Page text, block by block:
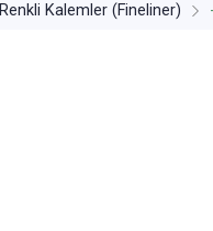
Renkli Kalemler (Fineliner) -